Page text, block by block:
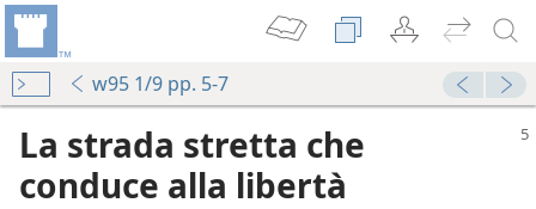
w95 1/9 pp. 5-7
La strada stretta che
conduce alla libertà